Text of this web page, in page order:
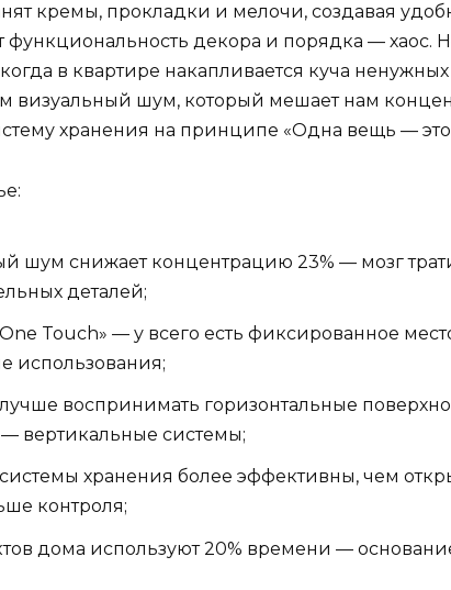
кремы, прокладки и мелочи, создавая
декора и порядка — хаос.
в квартире накапливается куча
визуальный шум, который мешает нам
хранения на принципе «Одна вещь — это
шум снижает концентрацию 23% — мозг
деталей;
Touch» — у всего есть фиксированное
использования;
воспринимать горизонтальные
вертикальные системы;
хранения более эффективны, чем
контроля;
дома используют 20% времени —